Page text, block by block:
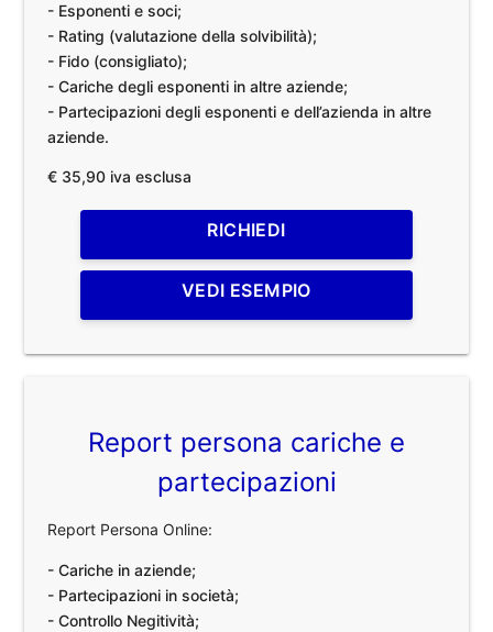
- Esponenti e soci;
- Rating (valutazione della solvibilità);
- Fido (consigliato);
- Cariche degli esponenti in altre aziende;
- Partecipazioni degli esponenti e dell’azienda in altre
aziende.
€ 35,90 iva esclusa
RICHIEDI
VEDI ESEMPIO
Report persona cariche e
partecipazioni
Report Persona Online:
- Cariche in aziende;
- Partecipazioni in società;
- Controllo Negitività;